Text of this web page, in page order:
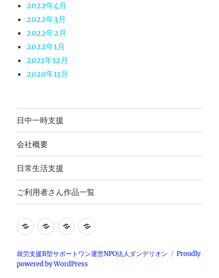
2022年4月
2022年3月
2022年2月
2022年1月
2021年12月
2020年11月
日中一時支援
会社概要
日常生活支援
ご利用者さん作品一覧
就
継
続
日
生
活
会
概
要
ご
用
就労支援B型サポートワン運営NPO法人ダンデリオン
Proudly
powered by WordPress